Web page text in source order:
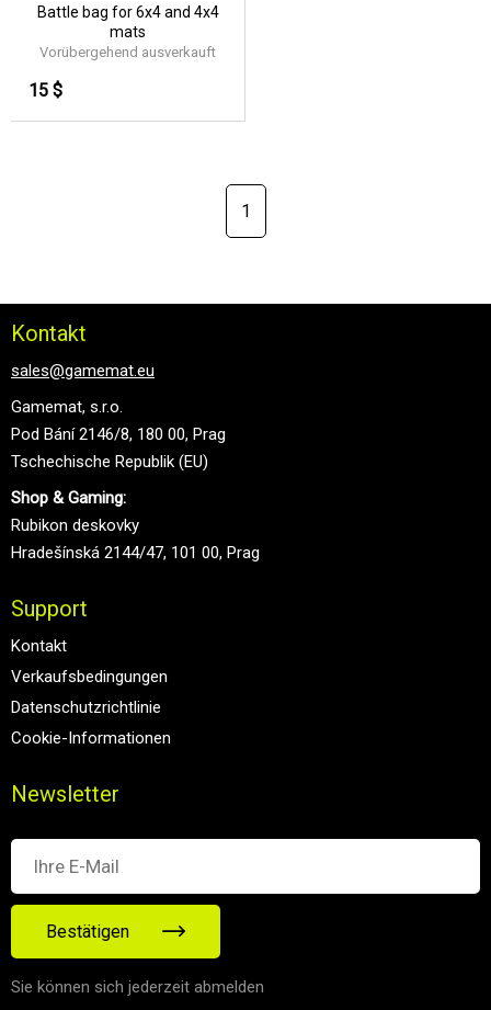
Battle bag for 6x4 and 4x4
mats
Vorübergehend ausverkauft
15 $
1
Kontakt
sales@gamemat.eu
Gamemat, s.r.o.
Pod Bání 2146/8, 180 00, Prag
Tschechische Republik (EU)
Shop & Gaming:
Rubikon deskovky
Hradešínská 2144/47, 101 00, Prag
Support
Kontakt
Verkaufsbedingungen
Datenschutzrichtlinie
Cookie-Informationen
Newsletter
Bestätigen
Sie können sich jederzeit abmelden